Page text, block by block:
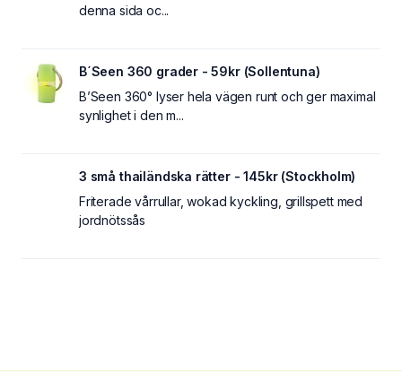
denna sida oc...
B´Seen 360 grader - 59kr (Sollentuna)
B’Seen 360° lyser hela vägen runt och ger maximal
synlighet i den m...
3 små thailändska rätter - 145kr (Stockholm)
Friterade vårrullar, wokad kyckling, grillspett med
jordnötssås